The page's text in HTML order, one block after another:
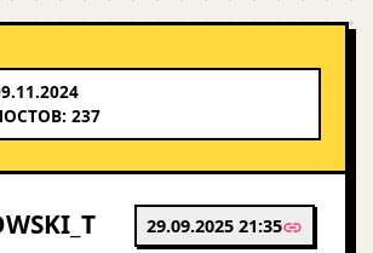
237
29.09.2025 21:35